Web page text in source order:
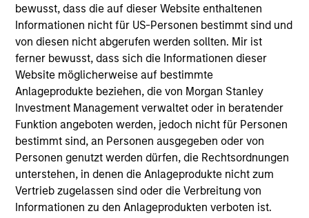
bewusst, dass die auf dieser Website enthaltenen
Informationen nicht für US-Personen bestimmt sind und
von diesen nicht abgerufen werden sollten. Mir ist
ferner bewusst, dass sich die Informationen dieser
Website möglicherweise auf bestimmte
Anlageprodukte beziehen, die von Morgan Stanley
Investment Management verwaltet oder in beratender
Funktion angeboten werden, jedoch nicht für Personen
bestimmt sind, an Personen ausgegeben oder von
Personen genutzt werden dürfen, die Rechtsordnungen
unterstehen, in denen die Anlageprodukte nicht zum
Vertrieb zugelassen sind oder die Verbreitung von
Informationen zu den Anlageprodukten verboten ist.
As of July 25, 2025. The above is provided for informational
and educational purposes only. There is no guarantee that
the investment mentioned resulted in positive performance
(for realized holdings), or will perform well in the future (for
current holdings). The trademarks and service marks above
are the property of their respective owners. The information
on this website has not been authorized, sponsored, or
otherwise approved by such owners. By clicking on any
links shown here, you agree that you are navigating to a
third party site. We are providing these hyperlinks to you
only as a convenience and the inclusion of any hyperlink is
not and does not imply any endorsement, approval,
investigation, verification or monitoring by us of any
information contained in any hyperlinked site. In no event